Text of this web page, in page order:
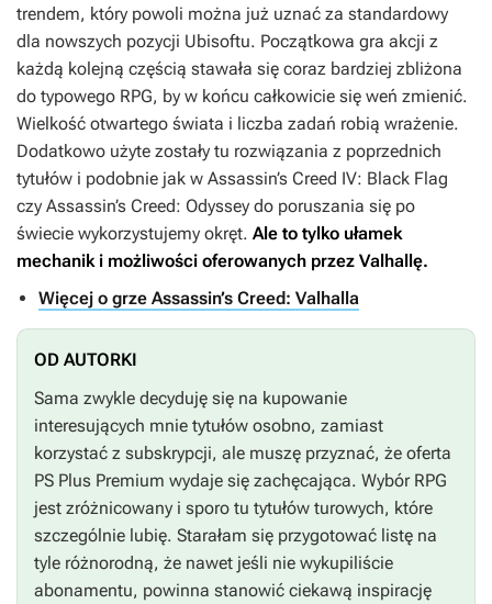
trendem, który powoli można już uznać za standardowy
dla nowszych pozycji Ubisoftu. Początkowa gra akcji z
każdą kolejną częścią stawała się coraz bardziej zbliżona
do typowego RPG, by w końcu całkowicie się weń zmienić.
Wielkość otwartego świata i liczba zadań robią wrażenie.
Dodatkowo użyte zostały tu rozwiązania z poprzednich
tytułów i podobnie jak w Assassin’s Creed IV: Black Flag
czy Assassin’s Creed: Odyssey do poruszania się po
świecie wykorzystujemy okręt. Ale to tylko ułamek
mechanik i możliwości oferowanych przez Valhallę.
Więcej o grze Assassin’s Creed: Valhalla
OD AUTORKI
Sama zwykle decyduję się na kupowanie
interesujących mnie tytułów osobno, zamiast
korzystać z subskrypcji, ale muszę przyznać, że oferta
PS Plus Premium wydaje się zachęcająca. Wybór RPG
jest zróżnicowany i sporo tu tytułów turowych, które
szczególnie lubię. Starałam się przygotować listę na
tyle różnorodną, że nawet jeśli nie wykupiliście
abonamentu, powinna stanowić ciekawą inspirację